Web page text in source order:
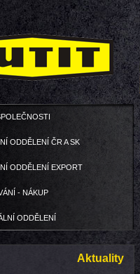
ODDĚLENÍ ČR A SK
ODDĚLENÍ EXPORT
- NÁKUP
ODDĚLENÍ
Aktuality